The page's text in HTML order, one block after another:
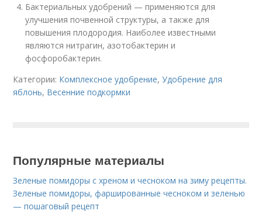
Бактериальных удобрений — применяются для
улучшения почвенной структуры, а также для
повышения плодородия. Наиболее известными
являются нитрагин, азотобактерин и
фосфоробактерин.
Категории: Комплексное удобрение,Удобрение для
яблонь, Весенние подкормки
Популярные материалы
Зеленые помидоры с хреном и чесноком на зиму рецепты.
Зеленые помидоры, фаршированные чесноком и зеленью
— пошаговый рецепт